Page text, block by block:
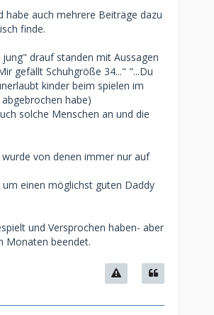
habe auch mehrere Beiträge dazu
finde.
drauf standen mit Aussagen
gefällt Schuhgröße 34..." "...Du
kinder beim spielen im
habe)
solche Menschen an und die
von denen immer nur auf
einen möglichst guten Daddy
und Versprochen haben- aber
Monaten beendet.